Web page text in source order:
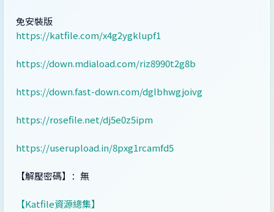
免安裝版
https://katfile.com/x4g2ygklupf1
https://down.mdiaload.com/riz8990t2g8b
https://down.fast-down.com/dglbhwgjoivg
https://rosefile.net/dj5e0z5ipm
https://userupload.in/8pxg1rcamfd5
【解壓密碼】：無
【Katfile資源總集】